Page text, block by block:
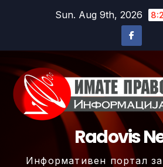
Sun. Aug 9th, 2026
Radovis
Информативен портал